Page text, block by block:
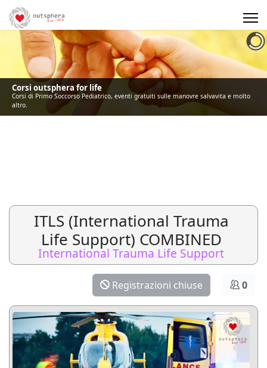
Corsi outsphera for life
Corsi di Primo Soccorso Pediatrico, eventi gratuiti sulle manovre salvavita e molto
altro.
ITLS (International Trauma
Life Support) COMBINED
International Trauma Life Support
Registrazioni chiuse 0